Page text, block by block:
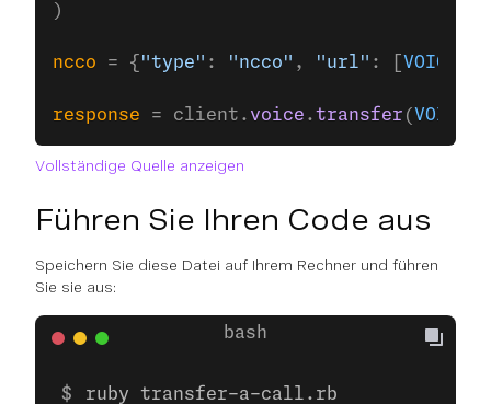
)
ncco = { "type" : "ncco" , "url" : [
response = client. voice .transfer (
Vollständige Quelle anzeigen
Führen Sie Ihren Code aus
Speichern Sie diese Datei auf Ihrem Rechner und führen
Sie sie aus:
ruby transfer-a-call.rb